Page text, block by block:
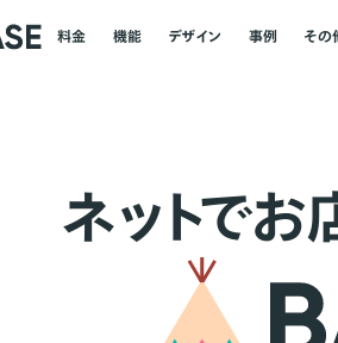
料金 機能 デザイン 事例 その
ネッ トでお